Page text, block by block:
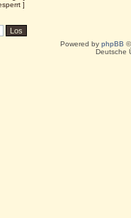
Powered by phpBB
Deutsche